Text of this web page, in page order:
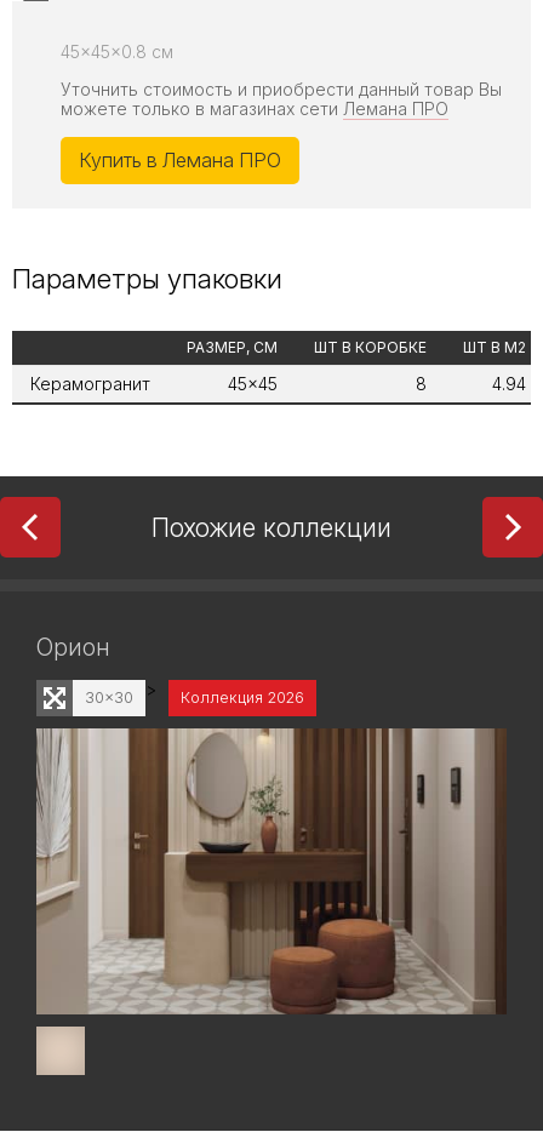
45x45x0.8 см
Уточнить стоимость и приобрести данный товар Вы
можете только в магазинах сети Лемана ПРО
Купить в Лемана ПРО
Параметры упаковки
РАЗМЕР, СМ ШТ В КОРОБКЕ ШТ В М2
Керамогранит 45x45 8 4.94
Похожие коллекции
Орион
>
30x30 Коллекция 2026